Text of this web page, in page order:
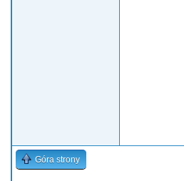
Góra strony